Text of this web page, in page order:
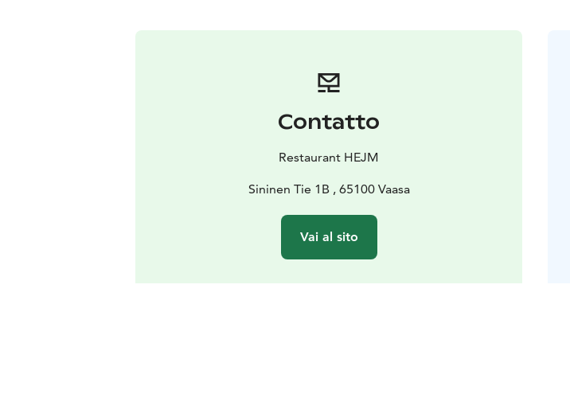
Contatto
Restaurant HEJM
Sininen Tie 1B , 65100 Vaasa
Vai al sito